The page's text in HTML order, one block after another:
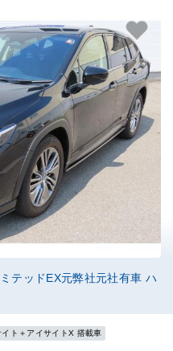
テッドEX元弊社元社有車 ハ
ト＋アイサイトX 搭載車